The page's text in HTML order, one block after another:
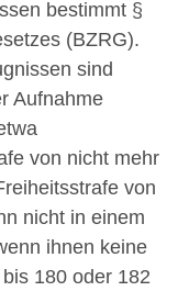
bestimmt §
(BZRG).
sind
Aufnahme
von nicht mehr
von
nicht in einem
ihnen keine
180 oder 182